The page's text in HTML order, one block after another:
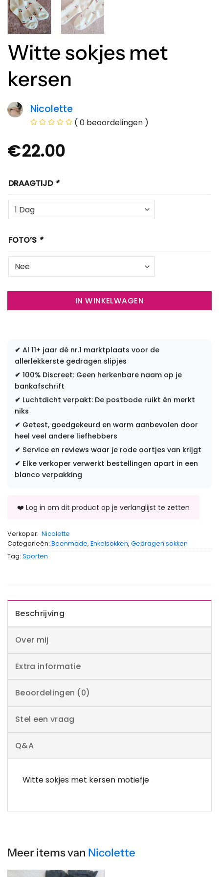
Witte sokjes met
kersen
Nicolette
( 0 beoordelingen )
€22.00
DRAAGTIJD *
FOTO’S *
IN WINKELWAGEN
✔ Al 11+ jaar dé nr.1 marktplaats voor de
allerlekkerste gedragen slipjes
✔ 100% Discreet: Geen herkenbare naam op je
bankafschrift
✔ Luchtdicht verpakt: De postbode ruikt én merkt
niks
✔ Getest, goedgekeurd en warm aanbevolen door
heel veel andere liefhebbers
✔ Service en reviews waar je rode oortjes van krijgt
✔ Elke verkoper verwerkt bestellingen apart in een
blanco verpakking
Verkoper: Nicolette
Categorieën: Beenmode, Enkelsokken, Gedragen sokken
Tag: Sporten
Beschrijving
Over mij
Extra informatie
Beoordelingen (0)
Stel een vraag
Q&A
Witte sokjes met kersen motiefje
Meer items van Nicolette